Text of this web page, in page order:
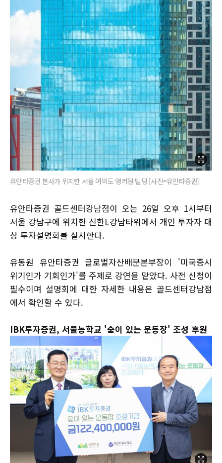
유안타증권 본사가 위치한 서울 여의도 앵커원 빌딩 [사진=유안타증권]
유안타증권 골드센터강남점이 오는 26일 오후 1시부터
서울 강남구에 위치한 신한L강남타워에서 개인 투자자 대
상 투자설명회를 실시한다.
유동원 유안타증권 글로벌자산배분본부장이 '미국증시
위기인가 기회인가'를 주제로 강연을 맡았다. 사전 신청이
필수이며 설명회에 대한 자세한 내용은 골드센터강남점
에서 확인할 수 있다.
IBK투자증권, 서울농학교 '숲이 있는 운동장' 조성 후원